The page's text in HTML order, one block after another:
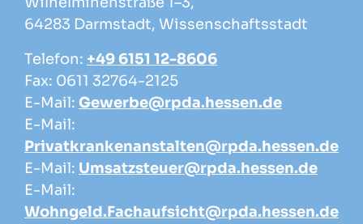
64283 Darmstadt, Wissenschaftsstadt
Telefon: +49 6151 12-8606
Fax: 0611 32764-2125
E-Mail: Gewerbe@rpda.hessen.de
E-Mail:
Privatkrankenanstalten@rpda.hessen.de
E-Mail: Umsatzsteuer@rpda.hessen.de
E-Mail:
Wohngeld.Fachaufsicht@rpda.hessen.de